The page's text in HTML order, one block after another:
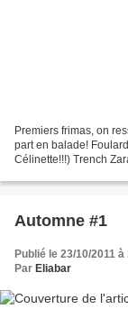
Premiers frimas, on
part en balade!
Célinette!!!) Trench
Automne #1
Publié le 23/10/2011 à
Par Eliabar